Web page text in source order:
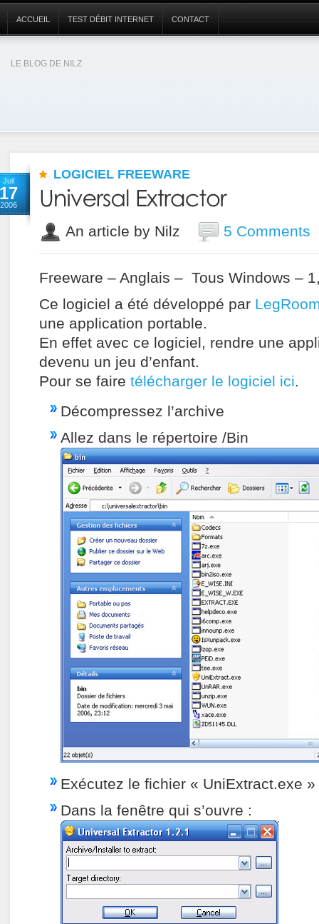
LE BLOG DE NILZ
ACCUEIL TEST DÉBIT INTERNET CONTACT
Juil
17
2006
LOGICIEL FREEWARE
An article by Nilz 5 Comments
Freeware – Anglais – Tous Windows –
Ce logiciel a été développé par
une application portable.
En effet avec ce logiciel, rendre une
devenu un jeu d’enfant.
Pour se faire télécharger le logiciel ici.
Décompressez l’archive
Allez dans le répertoire /Bin
Exécutez le fichier « UniExtract.exe »
Dans la fenêtre qui s’ouvre :